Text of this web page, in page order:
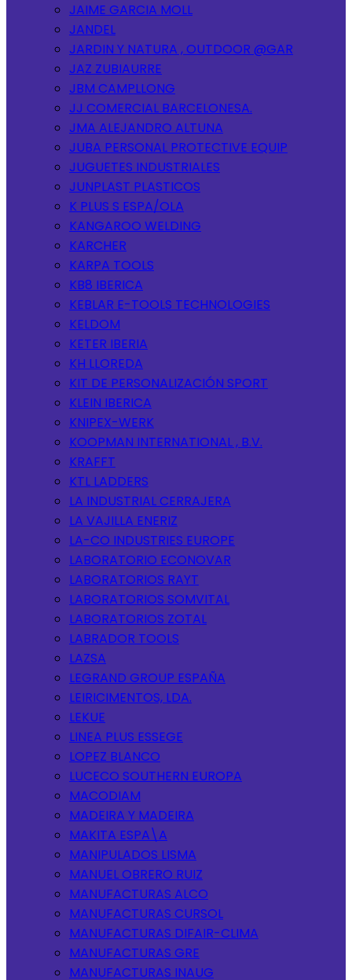
JAIME GARCIA MOLL
JANDEL
JARDIN Y NATURA , OUTDOOR @GAR
JAZ ZUBIAURRE
JBM CAMPLLONG
JJ COMERCIAL BARCELONESA.
JMA ALEJANDRO ALTUNA
JUBA PERSONAL PROTECTIVE EQUIP
JUGUETES INDUSTRIALES
JUNPLAST PLASTICOS
K PLUS S ESPA/OLA
KANGAROO WELDING
KARCHER
KARPA TOOLS
KB8 IBERICA
KEBLAR E-TOOLS TECHNOLOGIES
KELDOM
KETER IBERIA
KH LLOREDA
KIT DE PERSONALIZACIÓN SPORT
KLEIN IBERICA
KNIPEX-WERK
KOOPMAN INTERNATIONAL , B.V.
KRAFFT
KTL LADDERS
LA INDUSTRIAL CERRAJERA
LA VAJILLA ENERIZ
LA-CO INDUSTRIES EUROPE
LABORATORIO ECONOVAR
LABORATORIOS RAYT
LABORATORIOS SOMVITAL
LABORATORIOS ZOTAL
LABRADOR TOOLS
LAZSA
LEGRAND GROUP ESPAÑA
LEIRICIMENTOS, LDA.
LEKUE
LINEA PLUS ESSEGE
LOPEZ BLANCO
LUCECO SOUTHERN EUROPA
MACODIAM
MADEIRA Y MADEIRA
MAKITA ESPA\A
MANIPULADOS LISMA
MANUEL OBRERO RUIZ
MANUFACTURAS ALCO
MANUFACTURAS CURSOL
MANUFACTURAS DIFAIR-CLIMA
MANUFACTURAS GRE
MANUFACTURAS INAUG